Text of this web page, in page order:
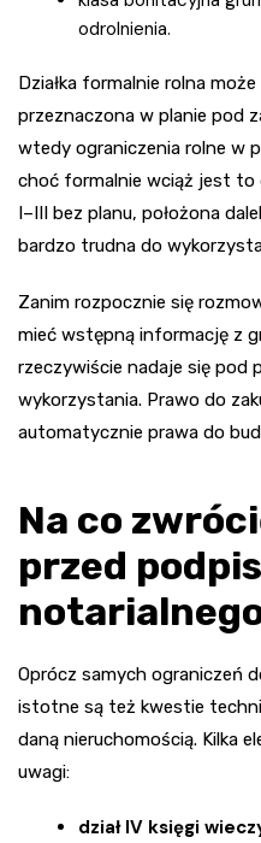
odrolnienia.
Działka formalnie rolna
przeznaczona w planie pod
wtedy ograniczenia rolne w
choć formalnie wciąż jest to
I–III bez planu, położona
bardzo trudna do
Zanim rozpocznie się
mieć wstępną informację z
rzeczywiście nadaje się pod
wykorzystania. Prawo do
automatycznie prawa do
Na co
przed
Oprócz samych ograniczeń
istotne są też kwestie
daną nieruchomością. Kilka
uwagi:
dział IV księgi